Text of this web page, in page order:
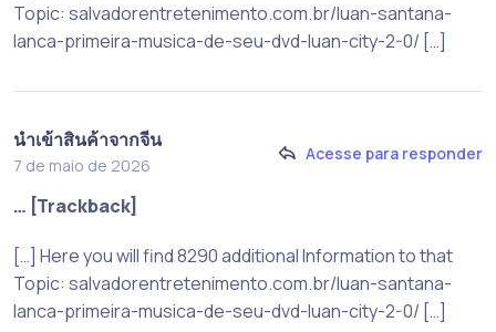
Topic: salvadorentretenimento.com.br/luan-santana-
lanca-primeira-musica-de-seu-dvd-luan-city-2-0/ […]
นำเข้าสินค้าจากจีน
7 de maio de 2026
Acesse para responder
… [Trackback]
[…] Here you will find 8290 additional Information to that
Topic: salvadorentretenimento.com.br/luan-santana-
lanca-primeira-musica-de-seu-dvd-luan-city-2-0/ […]